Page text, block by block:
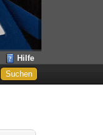
Hilfe